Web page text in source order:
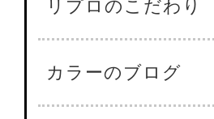
リプロのこだわり
カラーのブログ